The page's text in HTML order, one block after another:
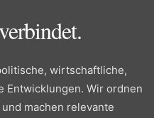
wirtschaftliche,
Entwicklungen. Wir ordnen
machen relevante